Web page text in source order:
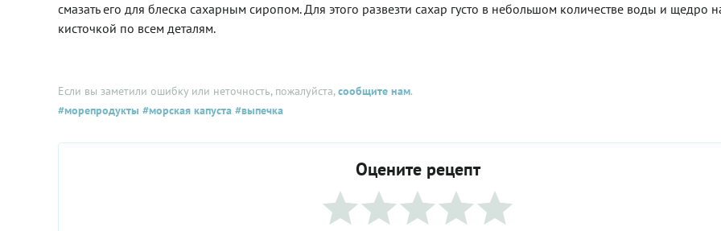
смазать его для блеска сахарным сиропом. Для этого развезти сахар густо в небольшом количестве воды и щедро
кисточкой по всем деталям.
Если вы заметили ошибку или неточность, пожалуйста,сообщите нам.
#морепродукты #морская капуста #выпечка
Оцените рецепт